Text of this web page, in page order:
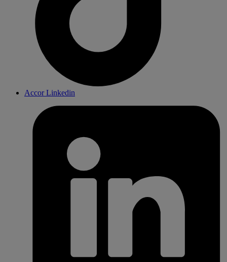
Accor Linkedin